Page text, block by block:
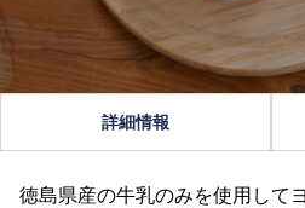
詳細情報
徳島県産の牛乳のみを使用して